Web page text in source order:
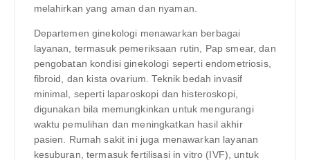
melahirkan yang aman dan nyaman.
Departemen ginekologi menawarkan berbagai
layanan, termasuk pemeriksaan rutin, Pap smear, dan
pengobatan kondisi ginekologi seperti endometriosis,
fibroid, dan kista ovarium. Teknik bedah invasif
minimal, seperti laparoskopi dan histeroskopi,
digunakan bila memungkinkan untuk mengurangi
waktu pemulihan dan meningkatkan hasil akhir
pasien. Rumah sakit ini juga menawarkan layanan
kesuburan, termasuk fertilisasi in vitro (IVF), untuk